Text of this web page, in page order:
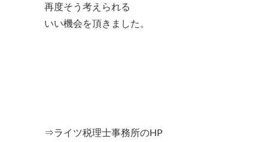
再度そう考えられる
いい機会を頂きました。
⇒ライツ税理士事務所のHP